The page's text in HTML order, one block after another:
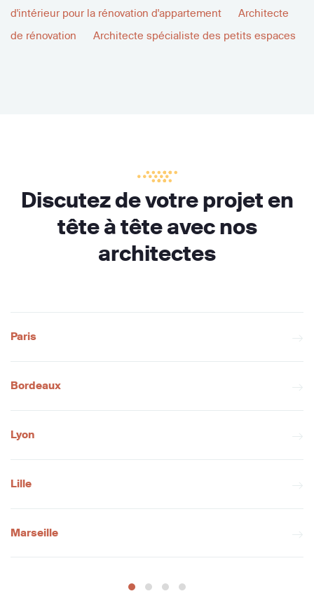
d'intérieur pour la rénovation d'appartement
Architecte
de rénovation
Architecte spécialiste des petits espaces
Discutez de votre projet en
tête à tête avec nos
architectes
Paris
Bordeaux
Lyon
Lille
Marseille